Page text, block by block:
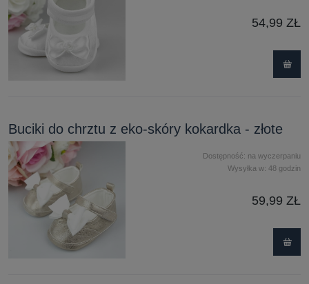
54,99 ZŁ
Buciki do chrztu z eko-skóry kokardka - złote
Dostępność: na wyczerpaniu
Wysyłka w: 48 godzin
59,99 ZŁ